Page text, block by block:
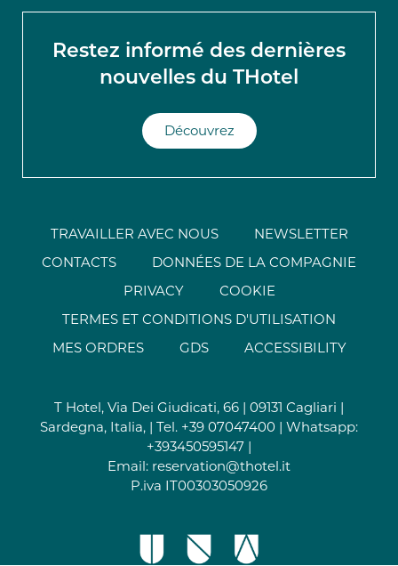
Restez informé des dernières
nouvelles du THotel
Découvrez
TRAVAILLER AVEC NOUS
NEWSLETTER
CONTACTS
DONNÉES DE LA COMPAGNIE
PRIVACY
COOKIE
TERMES ET CONDITIONS D'UTILISATION
MES ORDRES
GDS ACCESSIBILITY
T Hotel, Via Dei Giudicati, 66 | 09131 Cagliari |
Sardegna, Italia, | Tel. +39 07047400 | Whatsapp:
+393450595147 |
Email: reservation@thotel.it
P.iva IT00303050926